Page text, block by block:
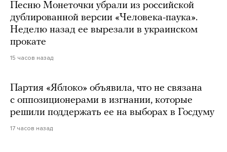
Песню Монеточки убрали из российской
дублированной версии «Человека-паука».
Неделю назад ее вырезали в украинском
прокате
15 часов назад
Партия «Яблоко» объявила, что не связана
с оппозиционерами в изгнании, которые
решили поддержать ее на выборах в Госдуму
17 часов назад